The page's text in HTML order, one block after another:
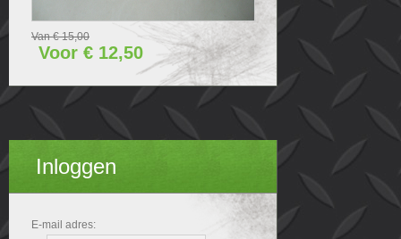
Van € 15,00
Voor € 12,50
Inloggen
E-mail adres: